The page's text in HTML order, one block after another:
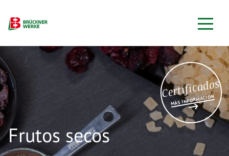
Frutos secos
Certificados
MÁS INFORMACIÓN